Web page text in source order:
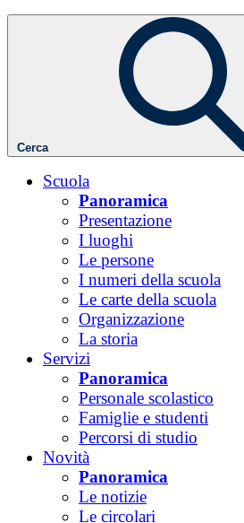
Cerca
Scuola
Panoramica
Presentazione
I luoghi
Le persone
I numeri della scuola
Le carte della scuola
Organizzazione
La storia
Servizi
Panoramica
Personale scolastico
Famiglie e studenti
Percorsi di studio
Novità
Panoramica
Le notizie
Le circolari